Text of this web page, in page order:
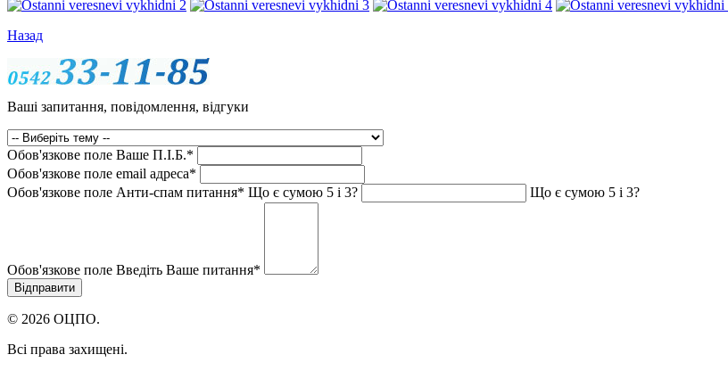
Назад
Ваші запитання, повідомлення, відгуки
Обов'язкове поле Ваше П.I.Б.*
Обов'язкове поле email адреса*
Обов'язкове поле Анти-спам питання* Що є сумою 5 і 3? Що є сумою 5 і 3?
Обов'язкове поле Введіть Ваше питання*
© 2026 ОЦПО.
Всі права захищені.